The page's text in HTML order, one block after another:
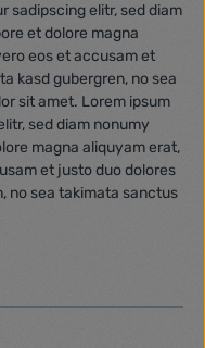
sadipscing elitr, sed diam
et dolore magna
eos et accusam et
kasd gubergren, no sea
sit amet. Lorem ipsum
sed diam nonumy
magna aliquyam erat,
et justo duo dolores
no sea takimata sanctus